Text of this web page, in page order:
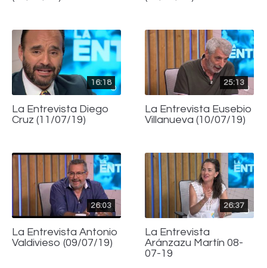
16:18
La Entrevista Diego
Cruz (11/07/19)
25:13
La Entrevista Eusebio
Villanueva (10/07/19)
26:03
La Entrevista Antonio
Valdivieso (09/07/19)
26:37
La Entrevista
Aránzazu Martín 08-
07-19